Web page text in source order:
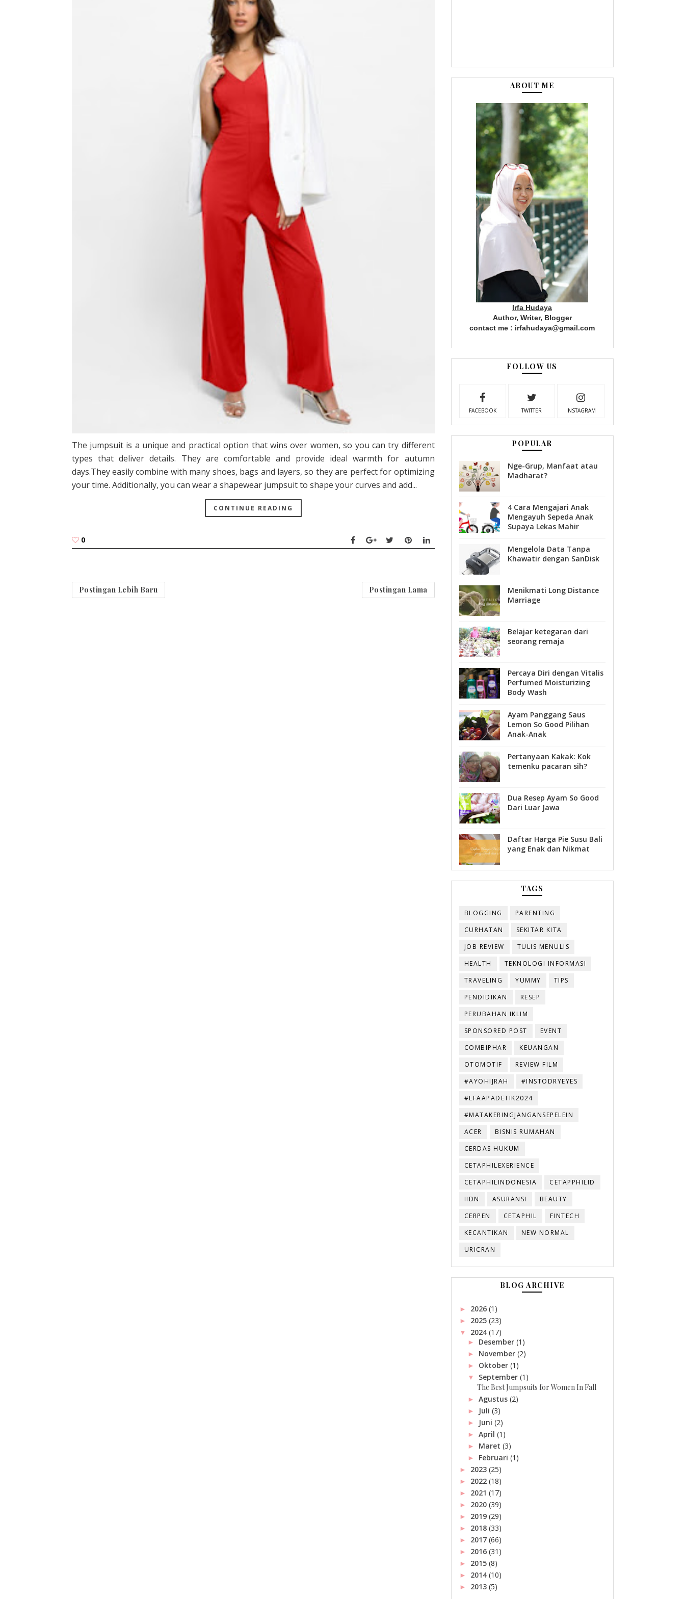
The jumpsuit is a unique and practical option that wins over women, so you can try different
types that deliver details. They are comfortable and provide ideal warmth for autumn
days.They easily combine with many shoes, bags and layers, so they are perfect for optimizing
your time. Additionally, you can wear a shapewear jumpsuit to shape your curves and add...
CONTINUE READING
0
Postingan Lebih Baru Postingan Lama
ABOUT ME
Irfa Hudaya
Author, Writer, Blogger
contact me : irfahudaya@gmail.com
FOLLOW US
FACEBOOK TWITTER INSTAGRAM
POPULAR
Nge-Grup, Manfaat atau
Madharat?
4 Cara Mengajari Anak
Mengayuh Sepeda Anak
Supaya Lekas Mahir
Mengelola Data Tanpa
Khawatir dengan SanDisk
Menikmati Long Distance
Marriage
Belajar ketegaran dari
seorang remaja
Percaya Diri dengan Vitalis
Perfumed Moisturizing
Body Wash
Ayam Panggang Saus
Lemon So Good Pilihan
Anak-Anak
Pertanyaan Kakak: Kok
temenku pacaran sih?
Dua Resep Ayam So Good
Dari Luar Jawa
Daftar Harga Pie Susu Bali
yang Enak dan Nikmat
TAGS
BLOGGING
PARENTING
CURHATAN
SEKITAR KITA
JOB REVIEW
TULIS MENULIS
HEALTH
TEKNOLOGI INFORMASI
TRAVELING
YUMMY
TIPS
PENDIDIKAN
RESEP
PERUBAHAN IKLIM
SPONSORED POST
EVENT
COMBIPHAR
KEUANGAN
OTOMOTIF
REVIEW FILM
#AYOHIJRAH
#INSTODRYEYES
#LFAAPADETIK2024
#MATAKERINGJANGANSEPELEIN
ACER
BISNIS RUMAHAN
CERDAS HUKUM
CETAPHILEXERIENCE
CETAPHILINDONESIA
CETAPPHILID
IIDN
ASURANSI
BEAUTY
CERPEN
CETAPHIL
FINTECH
KECANTIKAN
NEW NORMAL
URICRAN
BLOG ARCHIVE
► 2026 (1)
► 2025 (23)
▼ 2024 (17)
► Desember(1)
► November(2)
► Oktober(1)
▼ September(1)
The Best Jumpsuits for Women In Fall
►Agustus(2)
► Juli(3)
► Juni(2)
►April(1)
► Maret(3)
► Februari(1)
► 2023 (25)
► 2022 (18)
► 2021 (17)
► 2020 (39)
► 2019 (29)
► 2018 (33)
► 2017 (66)
► 2016 (31)
► 2015 (8)
► 2014 (10)
► 2013 (5)